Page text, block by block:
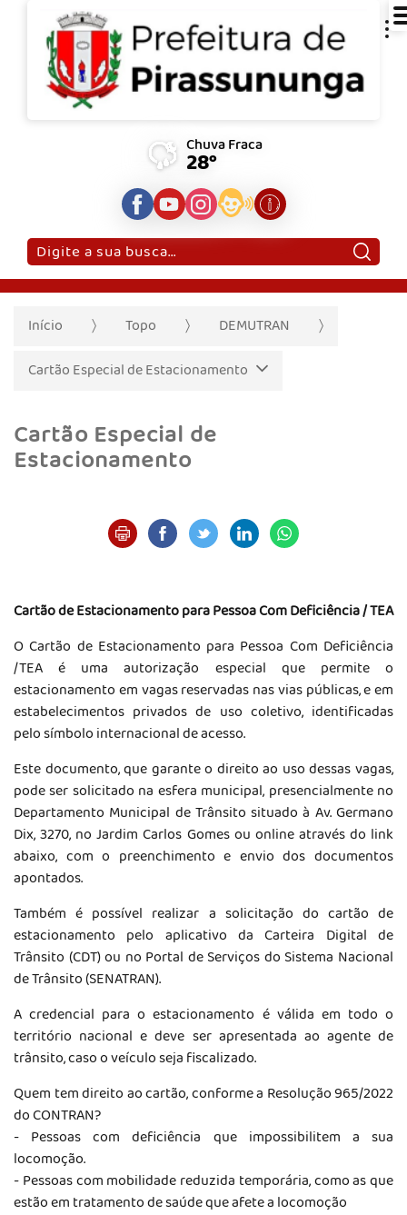
Chuva Fraca
28°
Pesquisar:
Início Topo
DEMUTRAN
Cartão Especial de Estacionamento
Cartão Especial de
Estacionamento
Cartão de Estacionamento para Pessoa Com Deficiência / TEA
O Cartão de Estacionamento para Pessoa Com Deficiência
/TEA é uma autorização especial que permite o
estacionamento em vagas reservadas nas vias públicas, e em
estabelecimentos privados de uso coletivo, identificadas
pelo símbolo internacional de acesso.
Este documento, que garante o direito ao uso dessas vagas,
pode ser solicitado na esfera municipal, presencialmente no
Departamento Municipal de Trânsito situado à Av. Germano
Dix, 3270, no Jardim Carlos Gomes ou online através do link
abaixo, com o preenchimento e envio dos documentos
apontados.
Também é possível realizar a solicitação do cartão de
estacionamento pelo aplicativo da Carteira Digital de
Trânsito (CDT) ou no Portal de Serviços do Sistema Nacional
de Trânsito (SENATRAN).
A credencial para o estacionamento é válida em todo o
território nacional e deve ser apresentada ao agente de
trânsito, caso o veículo seja fiscalizado.
Quem tem direito ao cartão, conforme a Resolução 965/2022
do CONTRAN?
- Pessoas com deficiência que impossibilitem a sua
locomoção.
- Pessoas com mobilidade reduzida temporária, como as que
estão em tratamento de saúde que afete a locomoção